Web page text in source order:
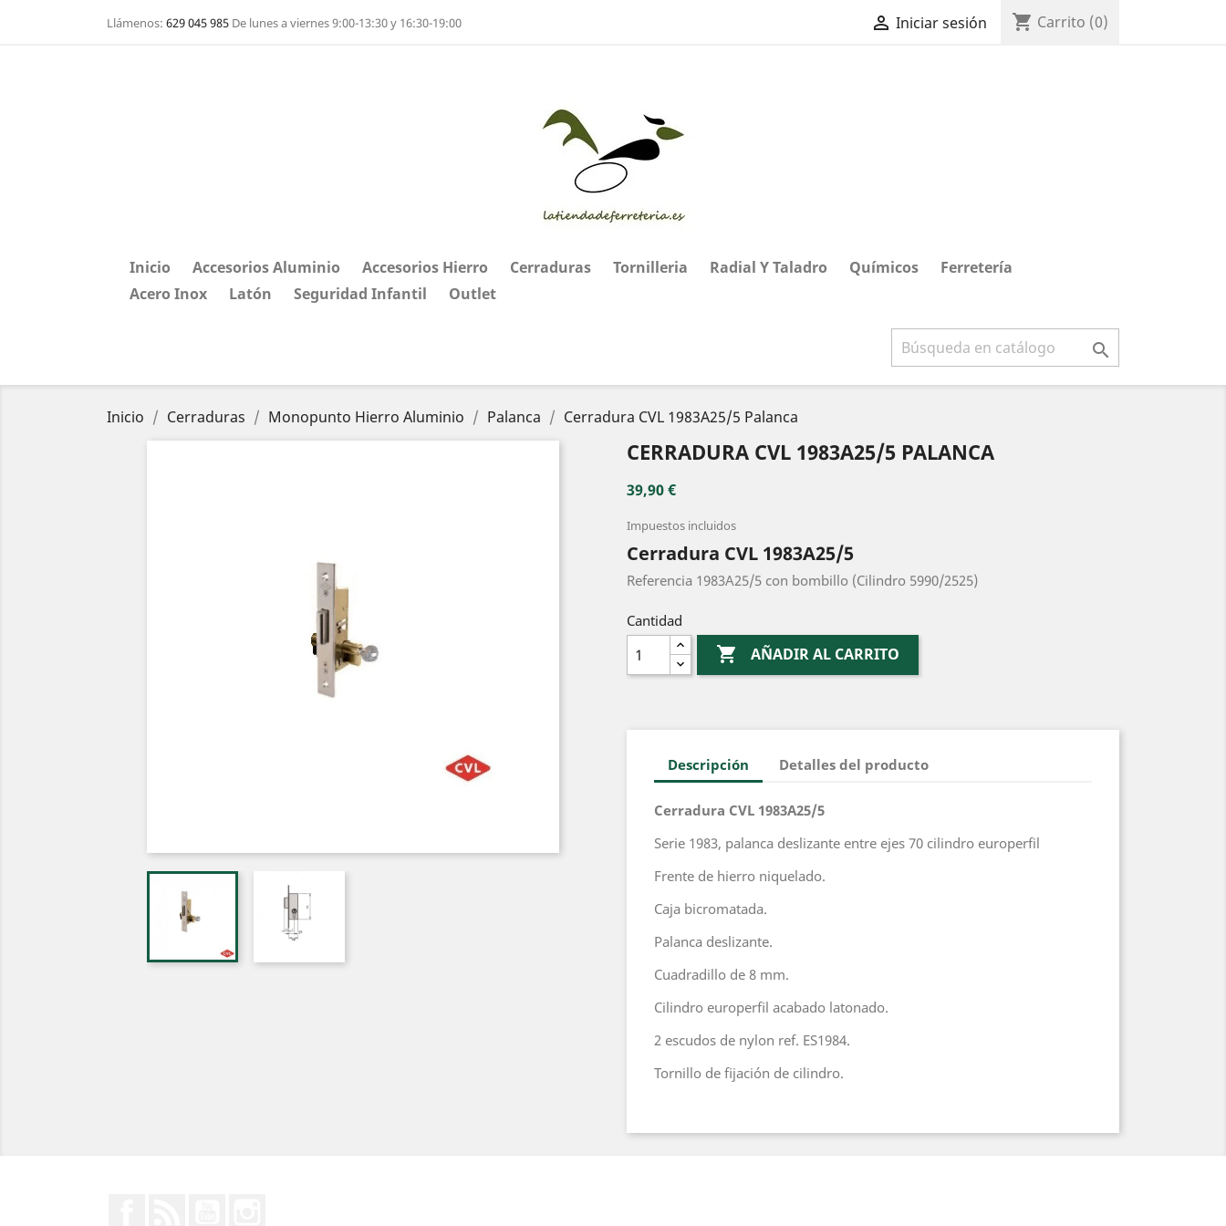
Llámenos: 629 045 985 De lunes a viernes 9:00-13:30 y 16:30-19:00  Iniciar sesión shopping_cart Carrito (0)
Inicio Accesorios Aluminio Accesorios Hierro Cerraduras Tornilleria Radial Y Taladro Químicos
Ferretería
Acero Inox
Latón Seguridad Infantil Outlet

Inicio Cerraduras Monopunto Hierro Aluminio Palanca Cerradura CVL 1983A25/5 Palanca
CERRADURA CVL 1983A25/5 PALANCA
39,90 €
Impuestos incluidos
Cerradura CVL 1983A25/5
Referencia 1983A25/5 con bombillo (Cilindro 5990/2525)
Cantidad
 AÑADIR AL CARRITO
Descripción Detalles del producto
Cerradura CVL 1983A25/5
Serie 1983, palanca deslizante entre ejes 70 cilindro europerfil
Frente de hierro niquelado.
Caja bicromatada.
Palanca deslizante.
Cuadradillo de 8 mm.
Cilindro europerﬁl acabado latonado.
2 escudos de nylon ref. ES1984.
Tornillo de ﬁjación de cilindro.